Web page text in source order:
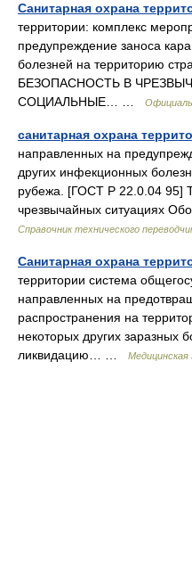
Санитарная охрана
территории: комплекс
предупреждение заноса
болезней на территорию
БЕЗОПАСНОСТЬ В
СОЦИАЛЬНЫЕ… …
санитарная охрана
направленных на
других инфекционных
рубежа. [ГОСТ Р 22.0.04 95]
чрезвычайных ситуациях
Справочник технического
Санитарная охрана
территории система
направленных на
распространения на
некоторых других заразных
ликвидацию… …
Медицинская